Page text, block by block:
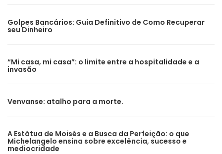
Golpes Bancários: Guia Definitivo de Como Recuperar
seu Dinheiro
“Mi casa, mi casa”: o limite entre a hospitalidade e a
invasão
Venvanse: atalho para a morte.
A Estátua de Moisés e a Busca da Perfeição: o que
Michelangelo ensina sobre excelência, sucesso e
mediocridade